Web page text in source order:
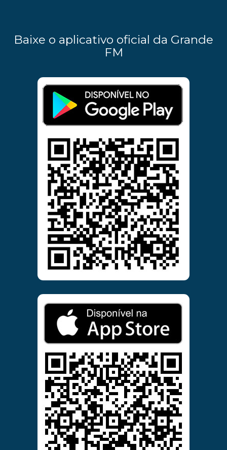
Baixe o aplicativo oficial da Grande
FM